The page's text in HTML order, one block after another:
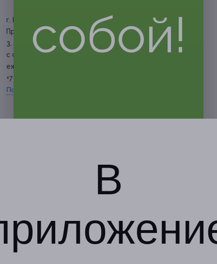
г. Белгород, ул.
Преображенская, д. 69, эт.
3, каб. 9
с 09:00 до 20:00
ежедневно
+7 (920) 575-66-62
Показать номер телефона
собой!
В